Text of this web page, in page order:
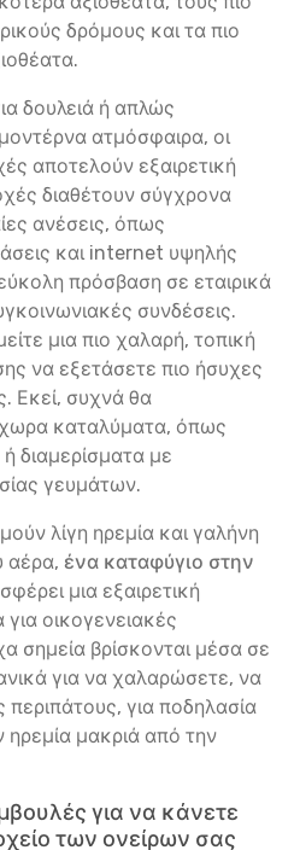
δρόμους και τα πιο
δουλειά ή απλώς
ατμόσφαιρα, οι
αποτελούν εξαιρετική
διαθέτουν σύγχρονα
ανέσεις, όπως
και internet υψηλής
πρόσβαση σε εταιρικά
συνδέσεις.
μια πιο χαλαρή, τοπική
να εξετάσετε πιο ήσυχες
Εκεί, συχνά θα
καταλύματα, όπως
διαμερίσματα με
γευμάτων.
λίγη ηρεμία και γαλήνη
αέρα, ένα καταφύγιο στην
μια εξαιρετική
για οικογενειακές
σημεία βρίσκονται μέσα σε
για να χαλαρώσετε, να
για ποδηλασία
ηρεμία μακριά από την
για να κάνετε
των ονείρων σας